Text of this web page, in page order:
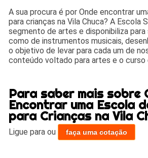
A sua procura é por Onde encontrar
para crianças na Vila Chuca? A Escola
segmento de artes e disponibiliza
como de instrumentos musicais,
o objetivo de levar para cada um de
conteúdo voltado para artes e o curso
Para saber mais sobre
Encontrar uma Escola
para Crianças na Vila
Ligue paraou faça uma cotação